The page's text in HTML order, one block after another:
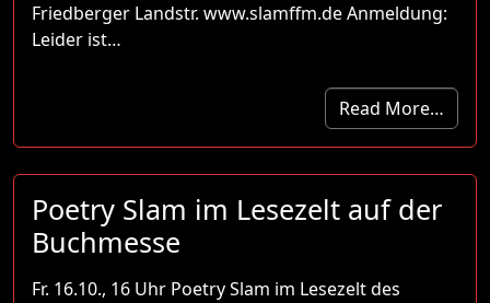
Friedberger Landstr. www.slamffm.de Anmeldung:
Leider ist…
Read More…
Poetry Slam im Lesezelt auf der
Buchmesse
Fr. 16.10., 16 Uhr Poetry Slam im Lesezelt des